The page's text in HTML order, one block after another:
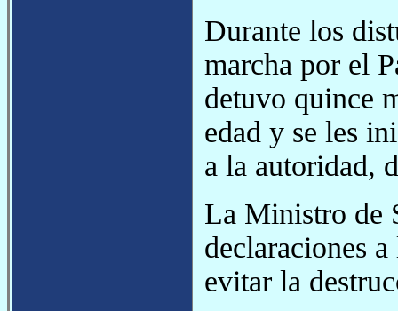
Durante los
marcha por el
detuvo quince
edad y se les
a la autoridad,
La Ministro de
declaraciones
evitar la